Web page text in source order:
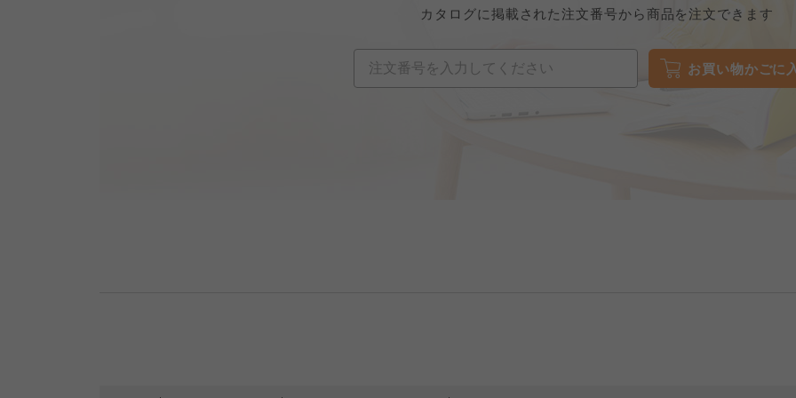
カタログに掲載された注文番号から商品を注文できます
お買い物かごに